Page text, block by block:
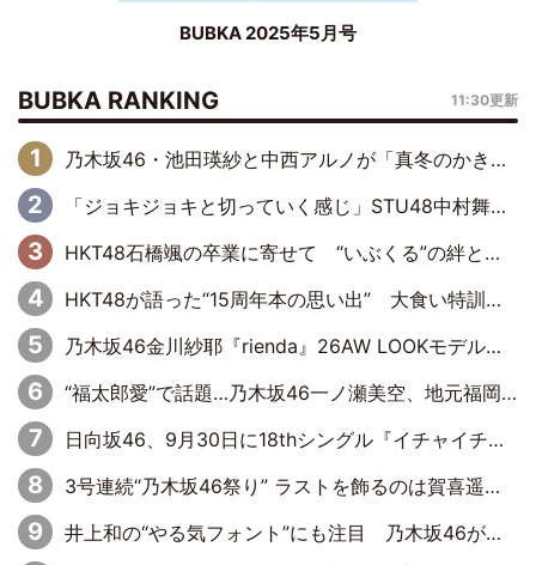
BUBKA 2025年5月号
BUBKA RANKING 11:30更新
乃木坂46・池田瑛紗と中西アルノが「真冬のかき氷」騒動で火花散らす！ 因縁の裏にあるのは、逆境をともに“凌”ぐ似た者同士の絆
「ジョキジョキと切っていく感じ」STU48中村舞、新しい挑戦は自らの手で
HKT48石橋颯の卒業に寄せて “いぶくる”の絆と後輩・龍頭綺音の決意
HKT48が語った“15周年本の思い出” 大食い特訓・守護霊企画・制服グラビア…盛りだくさんの裏話
乃木坂46金川紗耶『rienda』26AW LOOKモデルに就任
“福太郎愛”で話題…乃木坂46一ノ瀬美空、地元福岡『めんべい25周年トップサポーター』に就任
日向坂46、9月30日に18thシングル『イチャイチャ虫』の発売決定！ フォーメーションは『日向坂で会いましょう』にて発表
3号連続“乃木坂46祭り” ラストを飾るのは賀喜遥香…5年ぶりの登場に「5年分大人になった私を見ていただけたら」
井上和の“やる気フォント”にも注目 乃木坂46が挑んだ書道パフォーマンスの舞台裏